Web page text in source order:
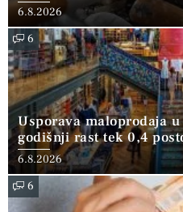
6.8.2026
6
Usporava maloprodaja
godišnji rast tek 0,4
6.8.2026
6